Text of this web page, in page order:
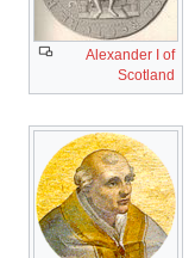
Alexander I of
Scotland